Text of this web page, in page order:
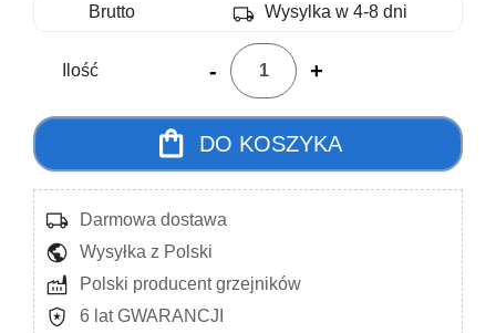
Brutto local_shipping Wysylka w 4-8 dni
Ilość - +
shopping_bag DO KOSZYKA
local_shipping Darmowa dostawa
public Wysyłka z Polski
factory Polski producent grzejników
local_police 6 lat GWARANCJI